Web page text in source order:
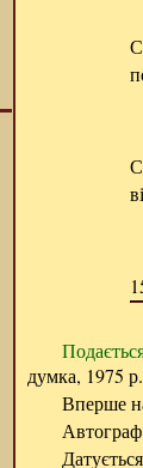
думка, 1975
Вперше